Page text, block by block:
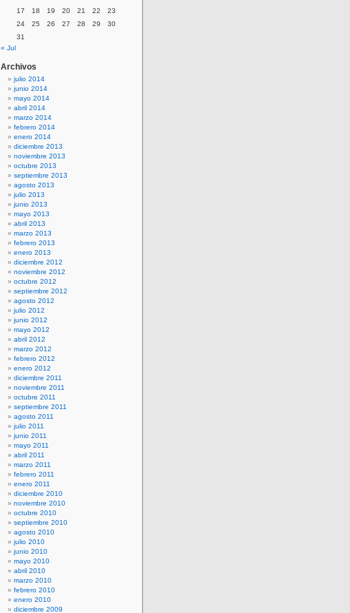
17
18 19 20 21 22
23
24
25 26 27 28 29
30
31
« Jul
Archivos
julio 2014
junio 2014
mayo 2014
abril 2014
marzo 2014
febrero 2014
enero 2014
diciembre 2013
noviembre 2013
octubre 2013
septiembre 2013
agosto 2013
julio 2013
junio 2013
mayo 2013
abril 2013
marzo 2013
febrero 2013
enero 2013
diciembre 2012
noviembre 2012
octubre 2012
septiembre 2012
agosto 2012
julio 2012
junio 2012
mayo 2012
abril 2012
marzo 2012
febrero 2012
enero 2012
diciembre 2011
noviembre 2011
octubre 2011
septiembre 2011
agosto 2011
julio 2011
junio 2011
mayo 2011
abril 2011
marzo 2011
febrero 2011
enero 2011
diciembre 2010
noviembre 2010
octubre 2010
septiembre 2010
agosto 2010
julio 2010
junio 2010
mayo 2010
abril 2010
marzo 2010
febrero 2010
enero 2010
diciembre 2009